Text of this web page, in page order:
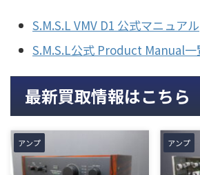
S.M.S.L VMV D1 公式マニュアル
S.M.S.L公式 Product Manual一
最新買取情報はこちら
アンプ アンプ